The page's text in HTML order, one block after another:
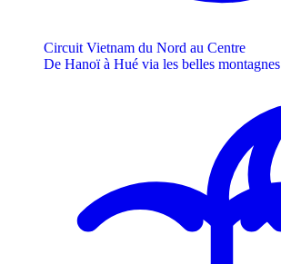
Circuit Vietnam du Nord au Centre
De Hanoï à Hué via les belles montagnes